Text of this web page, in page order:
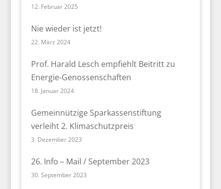
12. Februar 2025
Nie wieder ist jetzt!
22. März 2024
Prof. Harald Lesch empfiehlt Beitritt zu
Energie-Genossenschaften
18. Januar 2024
Gemeinnützige Sparkassenstiftung
verleiht 2. Klimaschutzpreis
3. Dezember 2023
26. Info – Mail / September 2023
30. September 2023